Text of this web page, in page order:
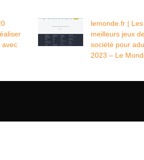
avec
lemonde.fr | Les
meilleurs jeux
société pour
2023 – Le